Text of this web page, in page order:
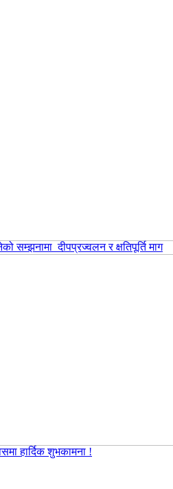
सम्झनामा दीपप्रज्वलन र क्षतिपूर्ति माग
हार्दिक शुभकामना !